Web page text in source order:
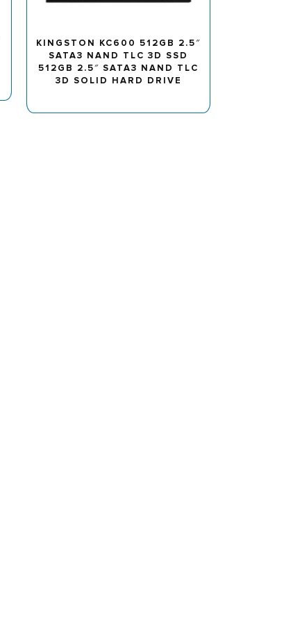
KINGSTON KC600 512GB 2.5″
SATA3 NAND TLC 3D SSD
512GB 2.5″ SATA3 NAND TLC
3D SOLID HARD DRIVE